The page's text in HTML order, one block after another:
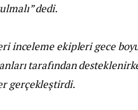
dedi.
inceleme ekipleri gece
tarafından
gerçekleştirdi.